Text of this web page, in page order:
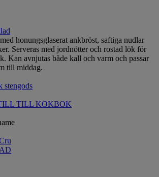
honungsglaserat ankbröst, saftiga nudlar
Serveras med jordnötter och rostad lök för
Kan avnjutas både kall och varm och passar
till middag.
stengods
TILL KOKBOK